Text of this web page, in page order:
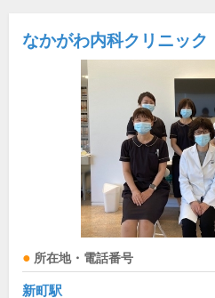
なかがわ内科クリニック
所在地・電話番号
新町駅